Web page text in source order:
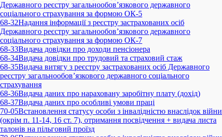
Державного реєстру загальнообов’язкового державного
соціального страхування за формою ОК-5
68-32Надання інформації з реєстру застрахованих осіб
Державного реєстру загальнообов’язкового державного
соціального страхування за формою ОК-7
68-33Видача довідки про доходи пенсіонера
68-34Видача довідки про трудовий та страховий стаж
68-35Видача витягу з реєстру застрахованих осіб Державного
реєстру загальнообов’язкового державного соціального
страхування
68-36Видача даних про нараховану заробітну плату (дохід)
68-37Видача даних про особливі умови праці
70-05Встановлення статусу особи з інвалідністю внаслідок війни
(окрім п. 11-14, 16 ст. 7), отримання посвідчення + видача листа
талонів на пільговий проїзд